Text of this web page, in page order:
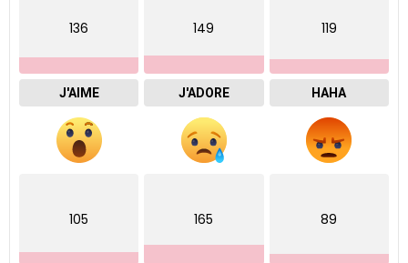
136
J'AIME
149
J'ADORE
119
HAHA
105 165 89